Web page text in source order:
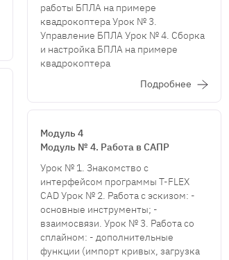
работы БПЛА на примере
квадрокоптера Урок № 3.
Управление БПЛА Урок № 4. Сборка
и настройка БПЛА на примере
квадрокоптера
Подробнее
Модуль 4
Модуль № 4. Работа в САПР
Урок № 1. Знакомство с
интерфейсом программы T-FLEX
CAD Урок № 2. Работа с эскизом: -
основные инструменты; -
взаимосвязи. Урок № 3. Работа со
сплайном: - дополнительные
функции (импорт кривых, загрузка